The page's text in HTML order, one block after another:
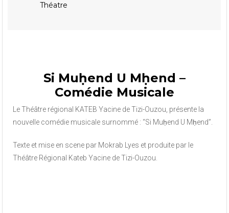
Théatre
Si Muḥend U Mḥend –
Comédie Musicale
Le Théâtre régional KATEB Yacine de Tizi-Ouzou, présente la
nouvelle comédie musicale surnommé : “Si Muḥend U Mḥend”.
Texte et mise en scene par Mokrab Lyes et produite par le
Théâtre Régional Kateb Yacine de Tizi-Ouzou.